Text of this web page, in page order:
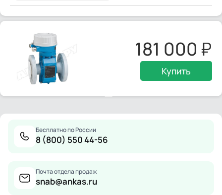
181 000
Купить
Бесплатно по России
8 (800) 550 44-56
Почта отдела продаж
snab@ankas.ru